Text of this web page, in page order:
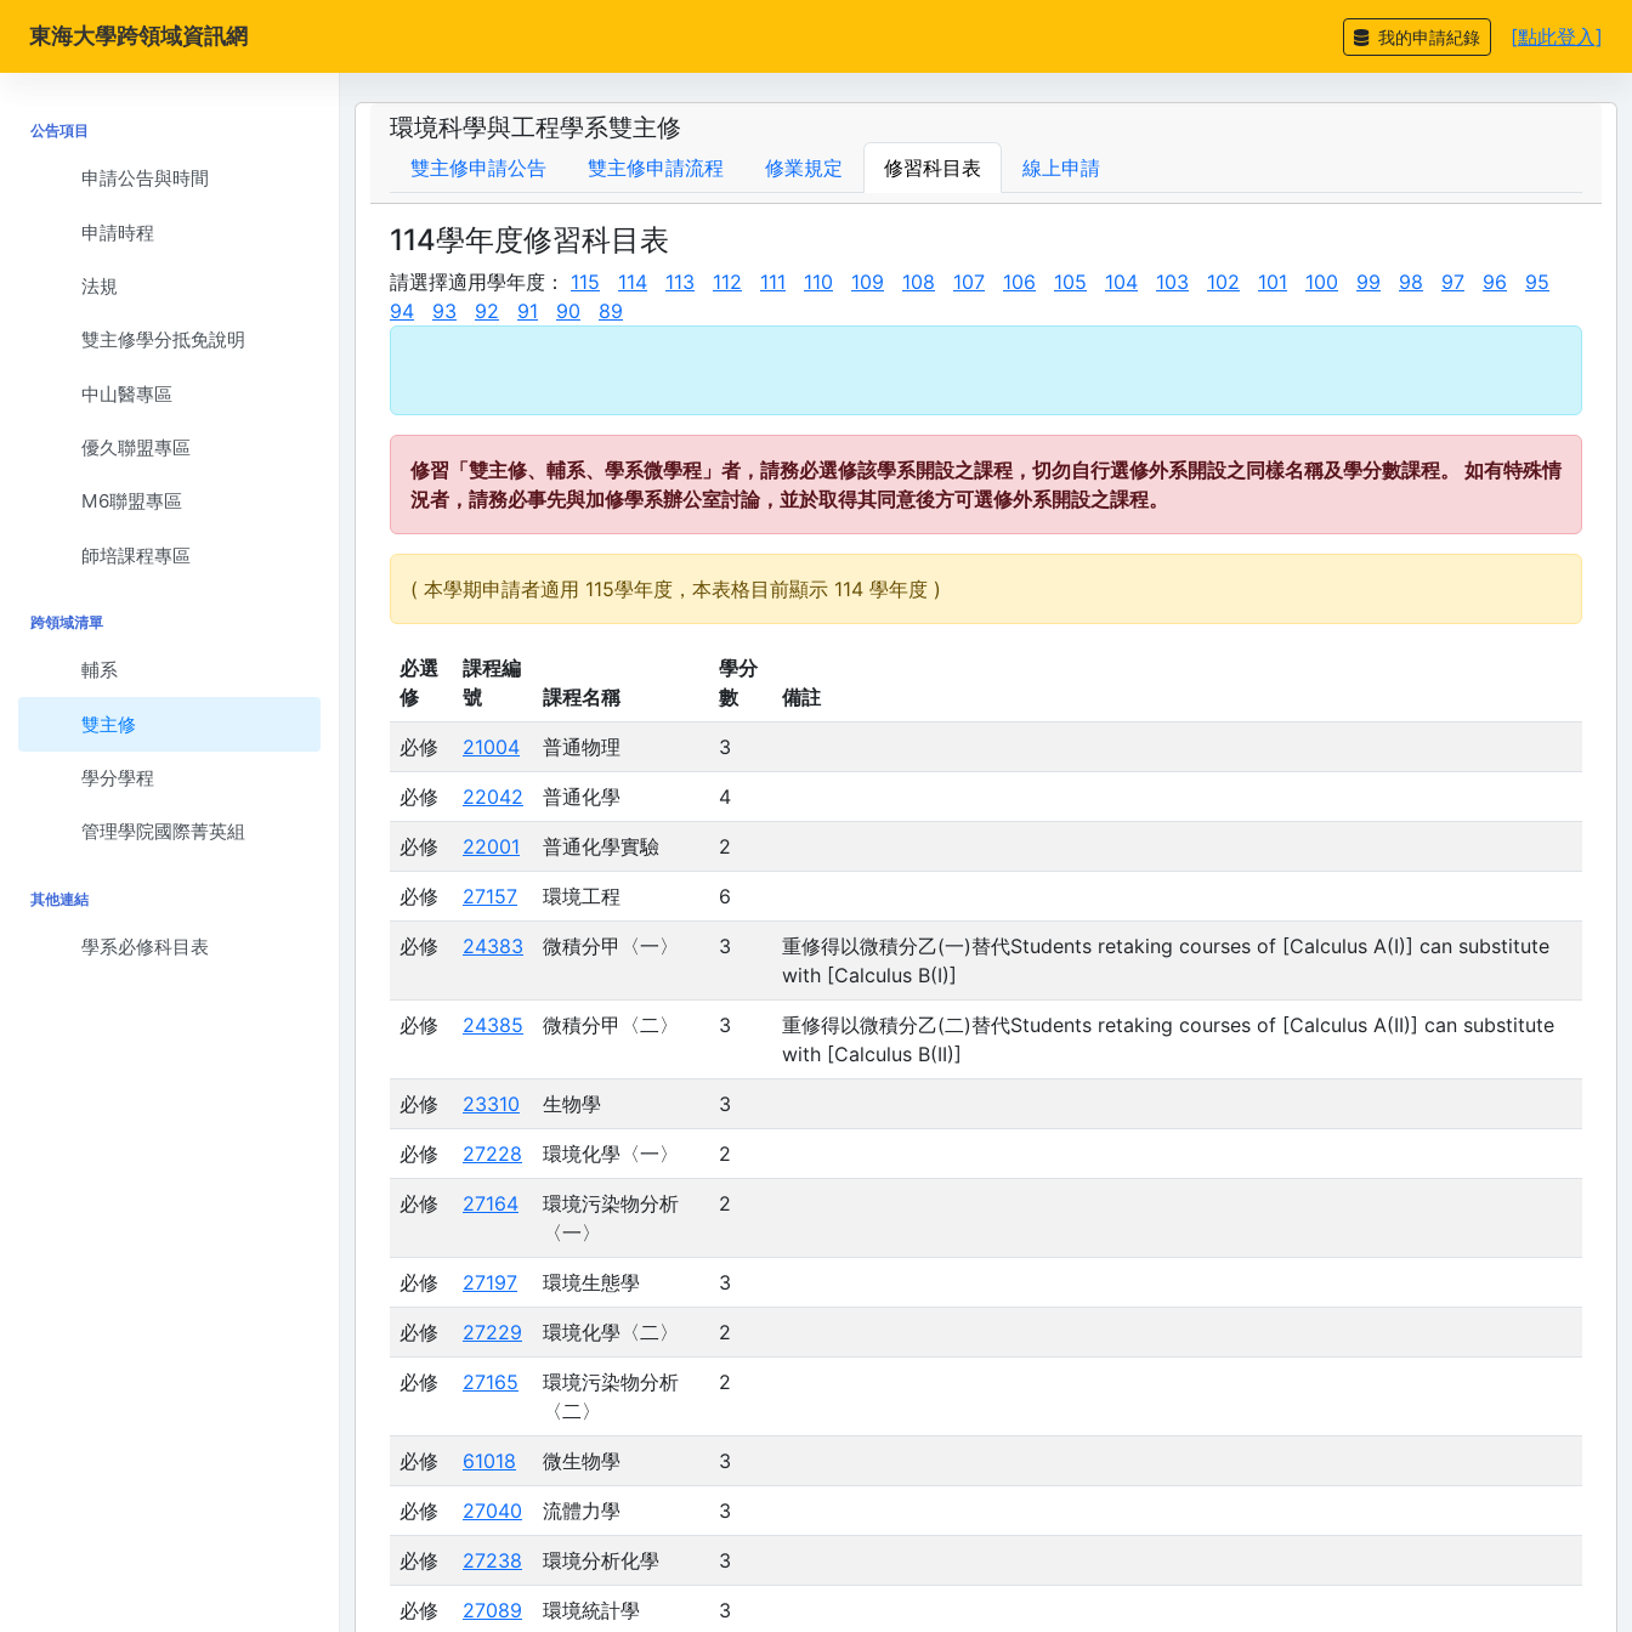
東海大學跨領域資訊網 我的申請紀錄 [點此登入]
公告項目
申請公告與時間
申請時程
法規
雙主修學分抵免說明
中山醫專區
優久聯盟專區
M6聯盟專區
師培課程專區
跨領域清單
輔系
雙主修
學分學程
管理學院國際菁英組
其他連結
學系必修科目表
環境科學與工程學系雙主修
雙主修申請公告 雙主修申請流程 修業規定 修習科目表 線上申請
114學年度修習科目表
請選擇適用學年度： 115 114 113 112 111 110 109 108 107 106 105 104 103 102 101 100 99 98 97 96
95
94
93 92 91 90 89
修習「雙主修、輔系、學系微學程」者，請務必選修該學系開設之課程，切勿自行選修外系開設之同樣名稱及學分數課程。 如有特殊情
況者，請務必事先與加修學系辦公室討論，並於取得其同意後方可選修外系開設之課程。
( 本學期申請者適用 115學年度，本表格目前顯示 114 學年度 )
必選
修
課程編
號
課程名稱
學分
數
備註
必修 21004 普通物理 3
必修 22042 普通化學 4
必修 22001 普通化學實驗 2
必修 27157 環境工程 6
必修 24383 微積分甲〈一〉 3
重修得以微積分乙(一)替代Students retaking courses of [Calculus A(I)] can substitute
with [Calculus B(I)]
必修 24385 微積分甲〈二〉 3
重修得以微積分乙(二)替代Students retaking courses of [Calculus A(II)] can substitute
with [Calculus B(II)]
必修 23310 生物學 3
必修 27228 環境化學〈一〉 2
必修 27164
環境污染物分析
〈一〉
2
必修 27197 環境生態學 3
必修 27229 環境化學〈二〉 2
必修 27165
環境污染物分析
〈二〉
2
必修 61018 微生物學 3
必修 27040 流體力學 3
必修 27238 環境分析化學 3
必修 27089 環境統計學 3